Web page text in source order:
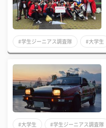
#学生ジーニアス調査隊 #大学生
#大学生 #学生ジーニアス調査隊